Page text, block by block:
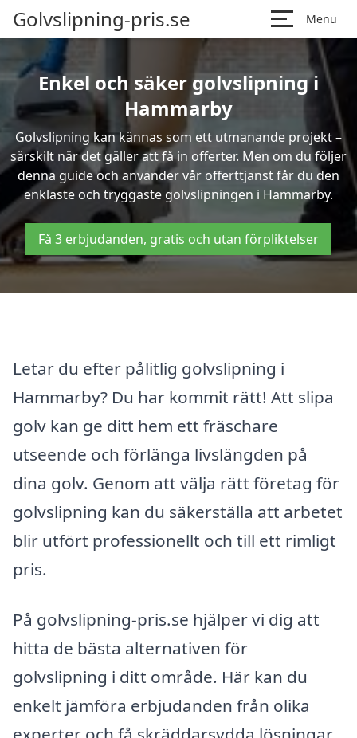
Golvslipning-pris.se Menu
Enkel och säker golvslipning i
Hammarby
Golvslipning kan kännas som ett utmanande projekt –
särskilt när det gäller att få in offerter. Men om du följer
denna guide och använder vår offerttjänst får du den
enklaste och tryggaste golvslipningen i Hammarby.
Få 3 erbjudanden, gratis och utan förpliktelser
Letar du efter pålitlig golvslipning i
Hammarby? Du har kommit rätt! Att slipa
golv kan ge ditt hem ett fräschare
utseende och förlänga livslängden på
dina golv. Genom att välja rätt företag för
golvslipning kan du säkerställa att arbetet
blir utfört professionellt och till ett rimligt
pris.
På golvslipning-pris.se hjälper vi dig att
hitta de bästa alternativen för
golvslipning i ditt område. Här kan du
enkelt jämföra erbjudanden från olika